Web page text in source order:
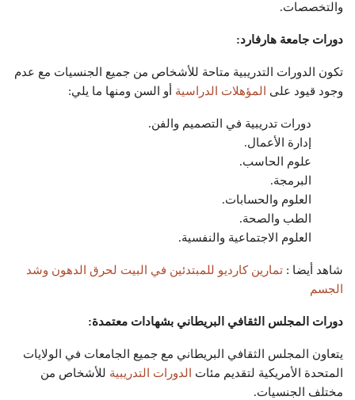
والتخصصات.
دورات جامعة هارفارد:
تكون الدورات التدريبية متاحة للأشخاص من جميع الجنسيات مع عدم
وجود قيود على
المؤهلات الدراسية أو السن ومنها ما يلي:
دورات تدريبية في التصميم والفن.
إدارة الأعمال.
علوم الحاسب.
البرمجة.
العلوم والحسابات.
الطب والصحة.
العلوم الاجتماعية والنفسية.
شاهد أيضا : تمارين كارديو للمبتدئين في البيت لحرق الدهون وشد
الجسم
دورات المجلس الثقافي البريطاني بشهادات معتمدة:
يتعاون المجلس الثقافي البريطاني مع جميع الجامعات في الولايات
المتحدة الأمريكية لتقديم مئات
الدورات التدريبية للأشخاص من
مختلف الجنسيات.